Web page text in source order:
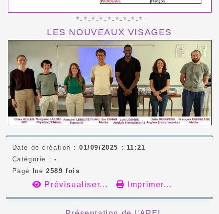
*-*-*-*-*-*-*-*-*
LES NOUVEAUX VISAGES
Date de création : 01/09/2025 : 11:21
Catégorie : -
Page lue 2589 fois
Prévisualiser... Imprimer...